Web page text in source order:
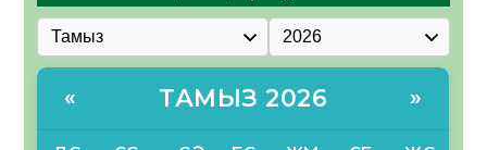
« ТАМЫЗ 2026 »